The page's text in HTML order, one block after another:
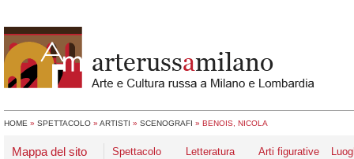
HOME » SPETTACOLO » ARTISTI » SCENOGRAFI » BENOIS, NICOLA
Mappa del sito Spettacolo Letteratura Arti figurative